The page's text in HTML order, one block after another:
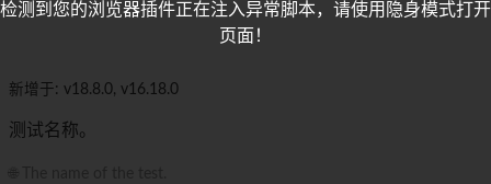
新增于: v18.8.0, v16.18.0
测试名称。
检测到您的浏览器插件正在注入异常脚本，请使用隐身模式打开
页面！